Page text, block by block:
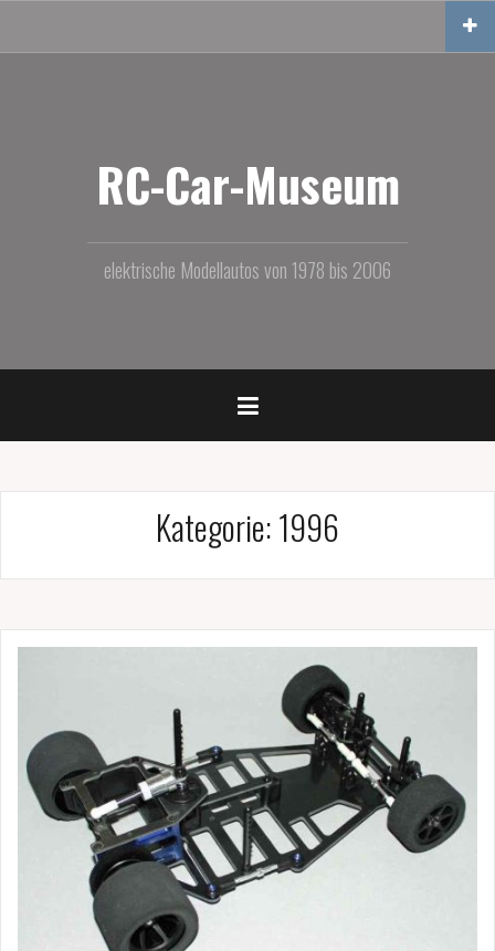
springen
RC-Car-Museum
elektrische Modellautos von 1978 bis 2006
Kategorie:1996